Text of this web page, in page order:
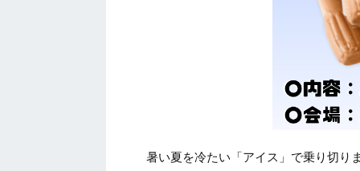
暑い夏を冷たい「アイス」で乗り切り